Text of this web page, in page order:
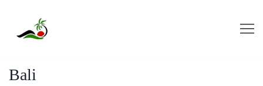
content
Bali